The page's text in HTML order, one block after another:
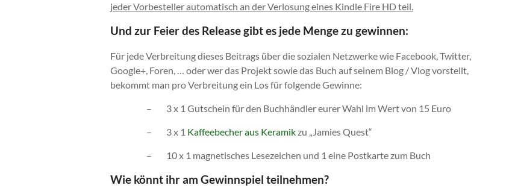
jeder Vorbesteller automatisch an der Verlosung eines Kindle Fire HD teil.
Und zur Feier des Release gibt es jede Menge zu gewinnen:
Für jede Verbreitung dieses Beitrags über die sozialen Netzwerke wie Facebook, Twitter,
Google+, Foren, … oder wer das Projekt sowie das Buch auf seinem Blog / Vlog vorstellt,
bekommt man pro Verbreitung ein Los für folgende Gewinne:
– 3 x 1 Gutschein für den Buchhändler eurer Wahl im Wert von 15 Euro
– 3 x 1 Kaffeebecher aus Keramikzu „Jamies Quest“
– 10 x 1 magnetisches Lesezeichen und 1 eine Postkarte zum Buch
Wie könnt ihr am Gewinnspiel teilnehmen?